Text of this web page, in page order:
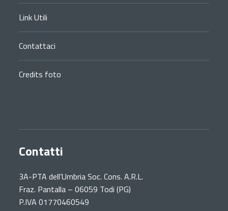
Link Utili
Contattaci
Credits foto
Contatti
3A-PTA dell’Umbria Soc. Cons. A.R.L.
Fraz. Pantalla – 06059 Todi (PG)
P.IVA 01770460549